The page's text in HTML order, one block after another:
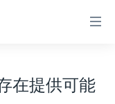
在提供可能